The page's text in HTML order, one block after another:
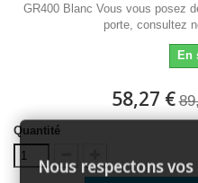
GR400 Blanc Vous vous posez
porte, consultez
En
58,27 €
Quantité
Nous respectons